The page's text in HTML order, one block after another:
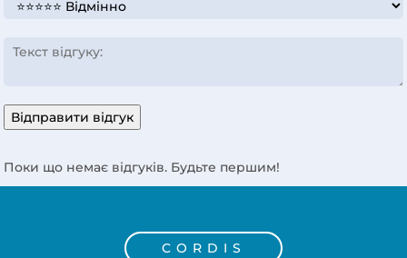
Відправити відгук
Поки що немає відгуків. Будьте першим!
CORDIS